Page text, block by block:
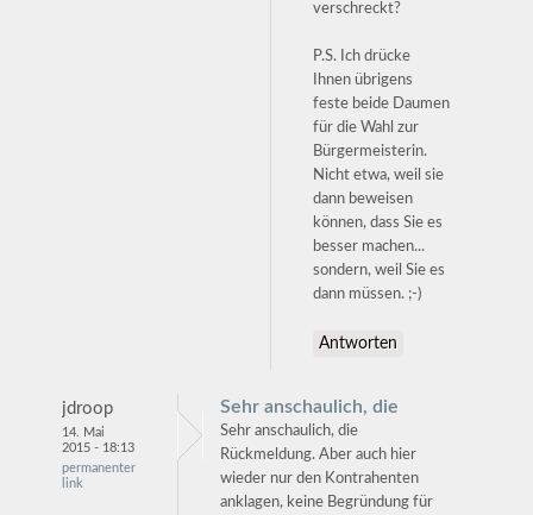
verschreckt?
P.S. Ich drücke
Ihnen übrigens
feste beide Daumen
für die Wahl zur
Bürgermeisterin.
Nicht etwa, weil sie
dann beweisen
können, dass Sie es
besser machen...
sondern, weil Sie es
dann müssen. ;-)
Antworten
jdroop
14. Mai
2015 - 18:13
permanenter
link
Sehr anschaulich, die
Sehr anschaulich, die
Rückmeldung. Aber auch hier
wieder nur den Kontrahenten
anklagen, keine Begründung für